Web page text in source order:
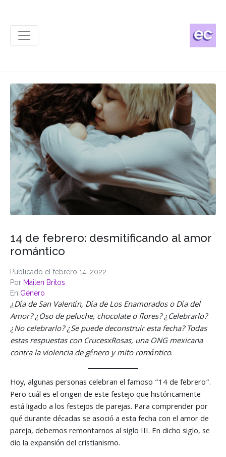
Publicado el febrero 14, 2022
Por Mailen Britos
En Género
14 de febrero: desmitificando al amor
romántico
¿Día de San Valentín, Día de Los Enamorados o Día del
Amor? ¿Oso de peluche, chocolate o flores? ¿Celebrarlo?
¿No celebrarlo? ¿Se puede deconstruir esta fecha? Todas
estas respuestas con CrucesxRosas, una ONG mexicana
contra la violencia de género y mito romántico.
Hoy, algunas personas celebran el famoso “14 de febrero”.
Pero cuál es el origen de este festejo que históricamente
está ligado a los festejos de parejas. Para comprender por
qué durante décadas se asoció a esta fecha con el amor de
pareja, debemos remontarnos al siglo III. En dicho siglo, se
dio la expansión del cristianismo.